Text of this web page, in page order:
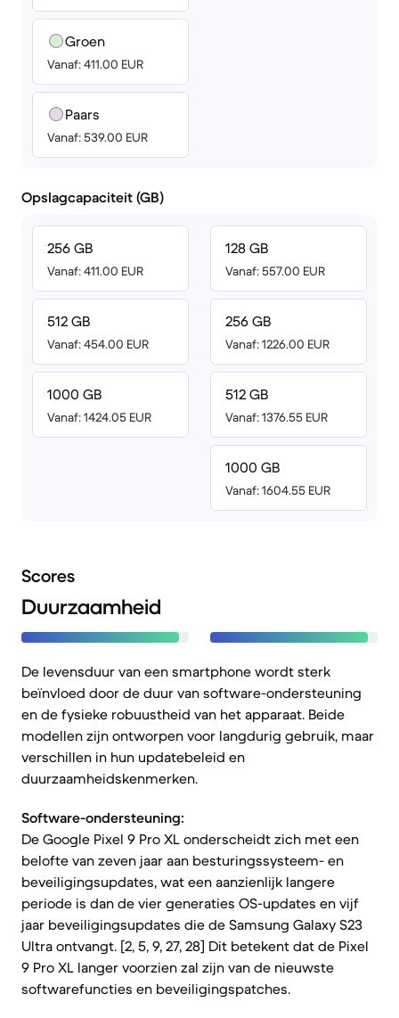
Groen
Vanaf: 411.00 EUR
Paars
Vanaf: 539.00 EUR
Opslagcapaciteit (GB)
256 GB
Vanaf: 411.00 EUR
512 GB
Vanaf: 454.00 EUR
1000 GB
Vanaf: 1424.05 EUR
128 GB
Vanaf: 557.00 EUR
256 GB
Vanaf: 1226.00 EUR
512 GB
Vanaf: 1376.55 EUR
1000 GB
Vanaf: 1604.55 EUR
Scores
Duurzaamheid
De levensduur van een smartphone wordt sterk
beïnvloed door de duur van software-ondersteuning
en de fysieke robuustheid van het apparaat. Beide
modellen zijn ontworpen voor langdurig gebruik, maar
verschillen in hun updatebeleid en
duurzaamheidskenmerken.
Software-ondersteuning:
De Google Pixel 9 Pro XL onderscheidt zich met een
belofte van zeven jaar aan besturingssysteem- en
beveiligingsupdates, wat een aanzienlijk langere
periode is dan de vier generaties OS-updates en vijf
jaar beveiligingsupdates die de Samsung Galaxy S23
Ultra ontvangt. [2, 5, 9, 27, 28] Dit betekent dat de Pixel
9 Pro XL langer voorzien zal zijn van de nieuwste
softwarefuncties en beveiligingspatches.